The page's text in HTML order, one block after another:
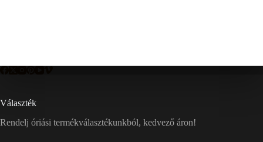
Választék
Rendelj óriási termékválasztékunkból, kedvező áron!